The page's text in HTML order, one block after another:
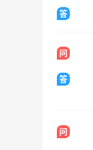
答
问
答
问